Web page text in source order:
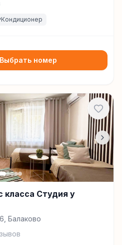
Кондиционер
Выбрать номер
класса Студия у
Балаково